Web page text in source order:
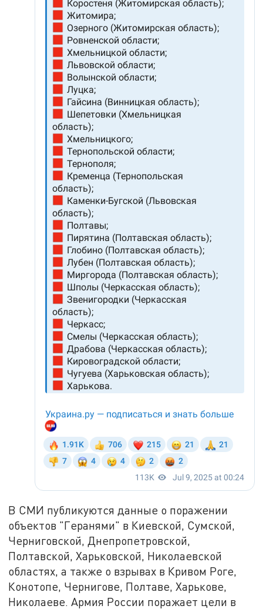
В СМИ публикуются данные о поражении
объектов "Геранями" в Киевской, Сумской,
Черниговской, Днепропетровской,
Полтавской, Харьковской, Николаевской
областях, а также о взрывах в Кривом Роге,
Конотопе, Чернигове, Полтаве, Харькове,
Николаеве. Армия России поражает цели в